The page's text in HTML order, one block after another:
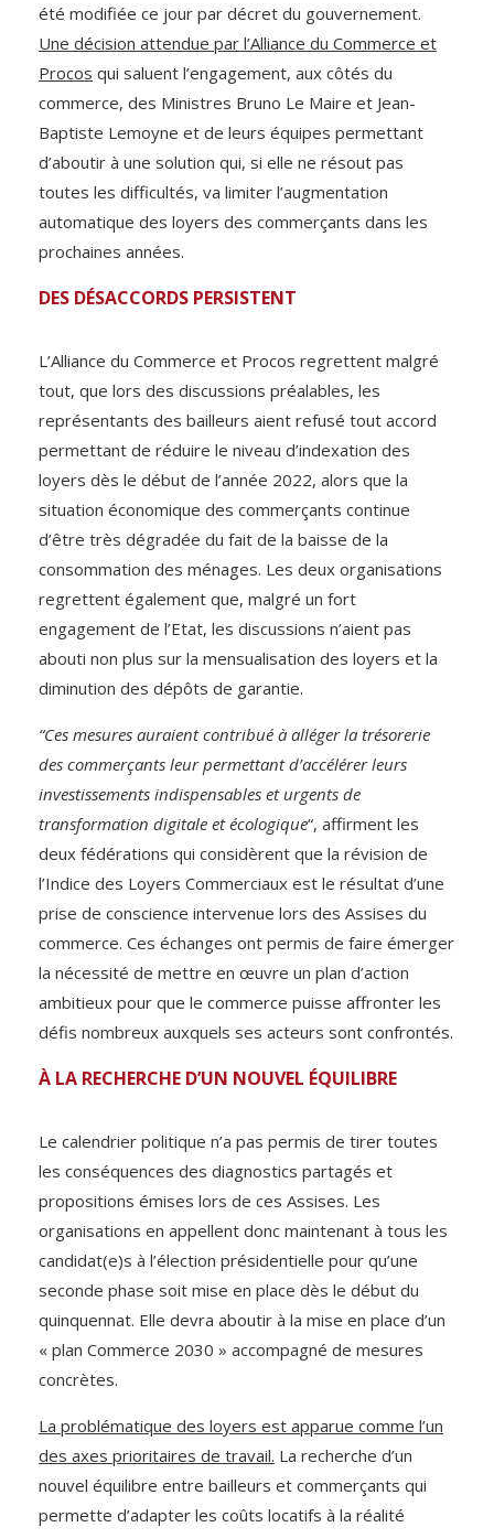
été modifiée ce jour par décret du gouvernement.
Une décision attendue par l’Alliance du Commerce et
Procos qui saluent l’engagement, aux côtés du
commerce, des Ministres Bruno Le Maire et Jean-
Baptiste Lemoyne et de leurs équipes permettant
d’aboutir à une solution qui, si elle ne résout pas
toutes les difficultés, va limiter l’augmentation
automatique des loyers des commerçants dans les
prochaines années.
DES DÉSACCORDS PERSISTENT
L’Alliance du Commerce et Procos regrettent malgré
tout, que lors des discussions préalables, les
représentants des bailleurs aient refusé tout accord
permettant de réduire le niveau d’indexation des
loyers dès le début de l’année 2022, alors que la
situation économique des commerçants continue
d’être très dégradée du fait de la baisse de la
consommation des ménages. Les deux organisations
regrettent également que, malgré un fort
engagement de l’Etat, les discussions n’aient pas
abouti non plus sur la mensualisation des loyers et la
diminution des dépôts de garantie.
“Ces mesures auraient contribué à alléger la trésorerie
des commerçants leur permettant d’accélérer leurs
investissements indispensables et urgents de
transformation digitale et écologique“, affirment les
deux fédérations qui considèrent que la révision de
l’Indice des Loyers Commerciaux est le résultat d’une
prise de conscience intervenue lors des Assises du
commerce. Ces échanges ont permis de faire émerger
la nécessité de mettre en œuvre un plan d’action
ambitieux pour que le commerce puisse affronter les
défis nombreux auxquels ses acteurs sont confrontés.
À LA RECHERCHE D’UN NOUVEL ÉQUILIBRE
Le calendrier politique n’a pas permis de tirer toutes
les conséquences des diagnostics partagés et
propositions émises lors de ces Assises. Les
organisations en appellent donc maintenant à tous les
candidat(e)s à l’élection présidentielle pour qu’une
seconde phase soit mise en place dès le début du
quinquennat. Elle devra aboutir à la mise en place d’un
« plan Commerce 2030 » accompagné de mesures
concrètes.
La problématique des loyers est apparue comme l’un
des axes prioritaires de travail. La recherche d’un
nouvel équilibre entre bailleurs et commerçants qui
permette d’adapter les coûts locatifs à la réalité